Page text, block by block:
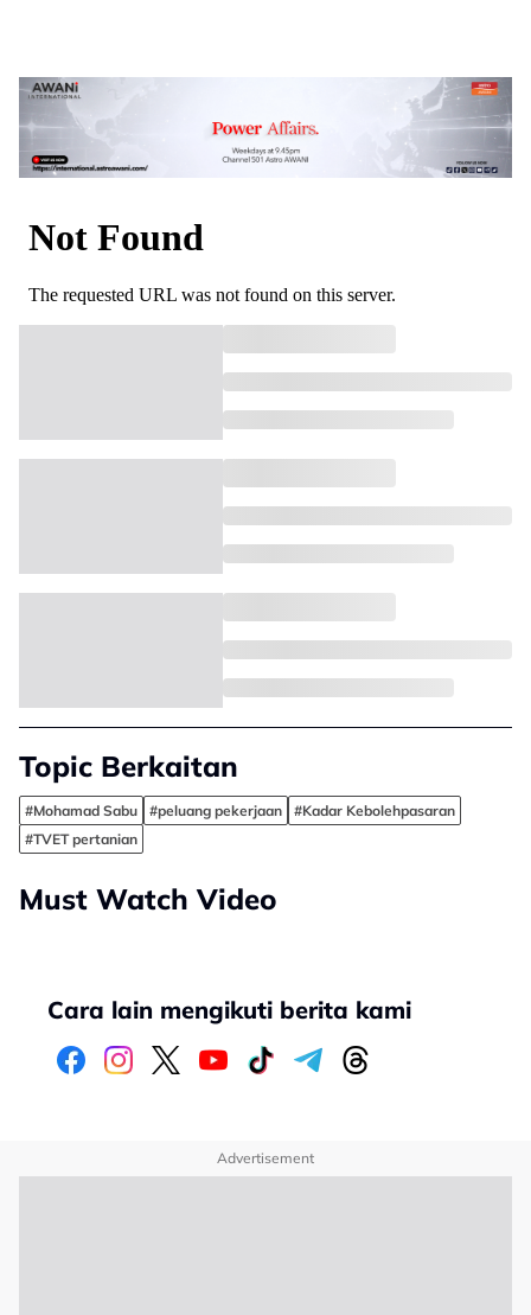
Topic Berkaitan
#Mohamad Sabu #peluang pekerjaan
#Kadar Kebolehpasaran
#TVET pertanian
Must Watch Video
Cara lain mengikuti berita kami
Advertisement